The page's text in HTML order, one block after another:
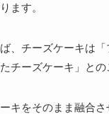
ます。
、チーズケーキは
チーズケーキ」との
キをそのまま融合さ